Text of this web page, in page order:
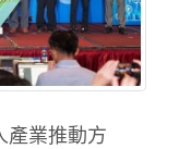
產業推動方